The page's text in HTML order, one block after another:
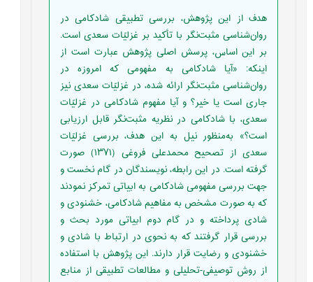
هدف از این پژوهش، بررسی تطبیقی شادکامی در
روان‌شناسی مثبت‌نگر با تأکید بر غزلیّات سعدی است.
بر این اساس، پرسش اصلی پژوهش عبارت است از
اینکه: «آیا شادکامی به مفهومی که امروزه در
روان‌شناسی مثبت‌نگر ارائه ‌شده، در غزلیّات سعدی نیز
جاری است یا خیر؟ و آیا مفهوم شادکامی در غزلیّات
سعدی، با شادکامی در نظریه مثبت‌نگر قابل‌ ارزیابی
است؟» به‌منظور نیل به این هدف، بررسی غزلیّات
سعدی از تصحیح محمدعلی فروغی (۱۳۷۱) صورت
گرفته است. در این رابطه، نویسندگان در گام نخست و
جهت بررسی مفهومی شادکامی به ابیاتی تمرکز نمودند
که به صورت مشخص به مفاهیم شادکامی، خشنودی و
شادی پرداخته و در گام دوم ابیاتی مورد بحث و
بررسی قرار گرفتند که به نحوی در ارتباط با شادی و
خشنودی و رضایت قرار دارند. این پژوهش با استفاده
از روش توصیفی-تحلیلی و مطالعات تطبیقی از منابع